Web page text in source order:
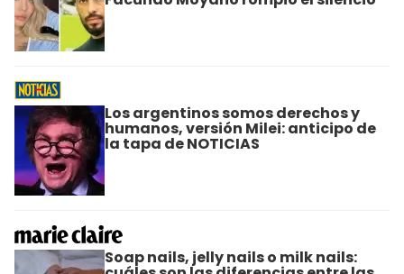
Los argentinos somos derechos y
humanos, versión Milei: anticipo de
la tapa de NOTICIAS
Soap nails, jelly nails o milk nails: